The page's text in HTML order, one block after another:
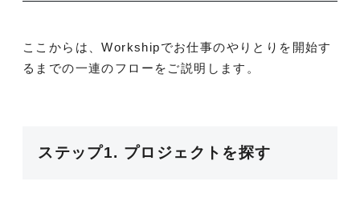
ここからは、Workshipでお仕事のやりとりを開始す
るまでの一連のフローをご説明します。
ステップ1. プロジェクトを探す